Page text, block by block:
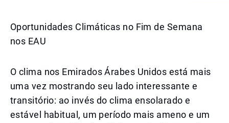
Oportunidades Climáticas no Fim de Semana
nos EAU
O clima nos Emirados Árabes Unidos está mais
uma vez mostrando seu lado interessante e
transitório: ao invés do clima ensolarado e
estável habitual, um período mais ameno e um